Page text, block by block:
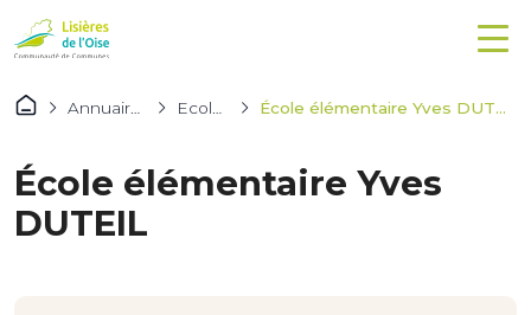
Annuaires Ecoles École élémentaire Yves DUTEIL
École élémentaire Yves
DUTEIL